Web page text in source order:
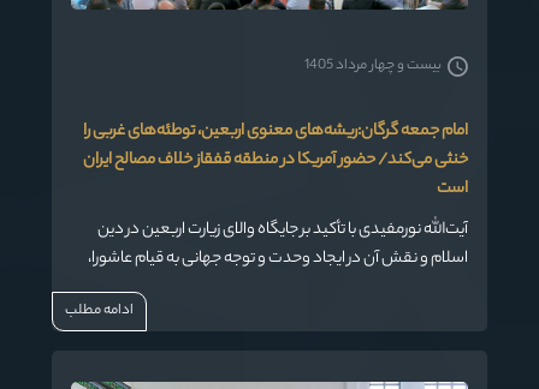
امام جمعه گرگان:ریشه‌های معنوی اربعین، توطئه‌های غربی را
خنثی می‌کند/ حضور آمریکا در منطقه قفقاز خلاف مصالح ایران
است
آیت‌الله نورمفیدی با تأکید بر جایگاه والای زیارت اربعین در دین
اسلام و نقش آن در ایجاد وحدت و توجه جهانی به قیام عاشورا،
گفت: زیارت اربعین ریشه‌دار در تشویق ائمه و موجب همبستگی
بیست و چهار مرداد 1405
ادامه مطلب